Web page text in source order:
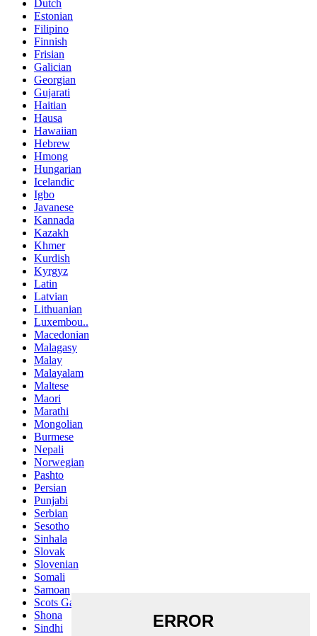
Dutch
Estonian
Filipino
Finnish
Frisian
Galician
Georgian
Gujarati
Haitian
Hausa
Hawaiian
Hebrew
Hmong
Hungarian
Icelandic
Igbo
Javanese
Kannada
Kazakh
Khmer
Kurdish
Kyrgyz
Latin
Latvian
Lithuanian
Luxembou..
Macedonian
Malagasy
Malay
Malayalam
Maltese
Maori
Marathi
Mongolian
Burmese
Nepali
Norwegian
Pashto
Persian
Punjabi
Serbian
Sesotho
Sinhala
Slovak
Slovenian
Somali
Samoan
Scots Gaelic
Shona
Sindhi